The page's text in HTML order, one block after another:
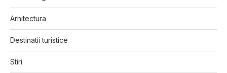
Arhitectura
Destinatii turistice
Stiri